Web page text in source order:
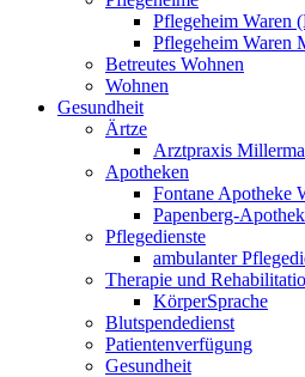
Pflegeheim Waren
Pflegeheim Waren
Betreutes Wohnen
Wohnen
Gesundheit
Ärtze
Arztpraxis
Apotheken
Fontane Apotheke
Papenberg-
Pflegedienste
ambulanter
Therapie und
KörperSprache
Blutspendedienst
Patientenverfügung
Gesundheit